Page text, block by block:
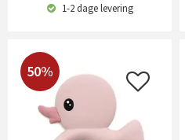
1-2 dagelevering
50%